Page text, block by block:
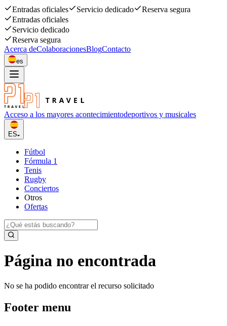
Entradas oficiales Servicio dedicado
Reserva segura
Entradas oficiales
Servicio dedicado
Reserva segura
Acerca deColaboracionesBlogContacto
es
Acceso a los mayores acontecimientodeportivos y musicales
ES
Fútbol
Fórmula 1
Tenis
Rugby
Conciertos
Otros
Ofertas
Página no encontrada
No se ha podido encontrar el recurso solicitado
Footer menu